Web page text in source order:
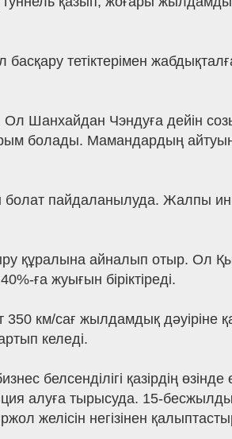
тетіктерімен
Шанхайдан Чэндуға дейін
болады. Мамандардың
болат пайдаланылуда. Жалпы
құралына айналып отыр. Ол
ға жуығын біріктіреді.
км/сағ жылдамдық дәуіріне
келеді.
белсенділігі қазірдің өзінде
алуға тырысуда. 15-
желісін негізінен